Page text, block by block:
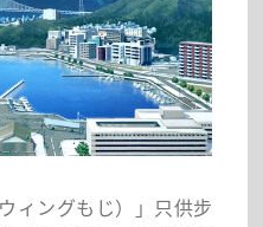
ィングもじ）」只供步